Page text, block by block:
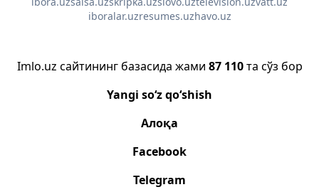
iboralar.uzresumes.uzhavo.uz
Imlo.uz сайтининг базасида жами 87 110та сўз бор
Yangi so‘z qo‘shish
Алоқа
Facebook
Telegram